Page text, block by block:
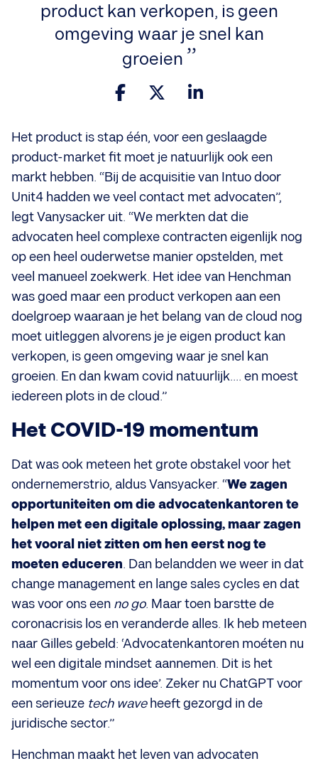
product kan verkopen, is geen
omgeving waar je snel kan
groeien
Het product is stap één, voor een geslaagde
product-market fit moet je natuurlijk ook een
markt hebben. “Bij de acquisitie van Intuo door
Unit4 hadden we veel contact met advocaten”,
legt Vanysacker uit. “We merkten dat die
advocaten heel complexe contracten eigenlijk nog
op een heel ouderwetse manier opstelden, met
veel manueel zoekwerk. Het idee van Henchman
was goed maar een product verkopen aan een
doelgroep waaraan je het belang van de cloud nog
moet uitleggen alvorens je je eigen product kan
verkopen, is geen omgeving waar je snel kan
groeien. En dan kwam covid natuurlijk.... en moest
iedereen plots in de cloud.”
Het COVID-19 momentum
Dat was ook meteen het grote obstakel voor het
ondernemerstrio, aldus Vansyacker. “We zagen
opportuniteiten om die advocatenkantoren te
helpen met een digitale oplossing, maar zagen
het vooral niet zitten om hen eerst nog te
moeten educeren. Dan belandden we weer in dat
change management en lange sales cycles en dat
was voor ons een no go. Maar toen barstte de
coronacrisis los en veranderde alles. Ik heb meteen
naar Gilles gebeld: ‘Advocatenkantoren moéten nu
wel een digitale mindset aannemen. Dit is het
momentum voor ons idee’. Zeker nu ChatGPT voor
een serieuze tech wave heeft gezorgd in de
juridische sector.”
Henchman maakt het leven van advocaten